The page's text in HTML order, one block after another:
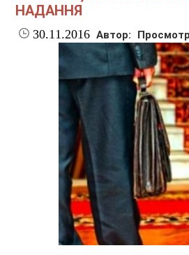
НАДАННЯ
30.11.2016 Автор: